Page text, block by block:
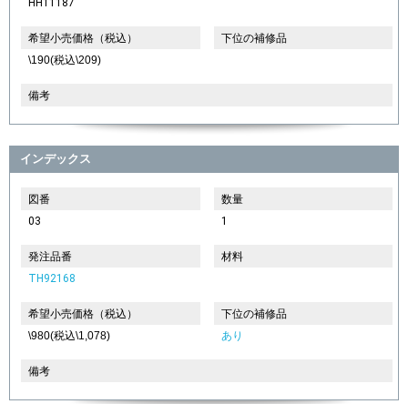
希望小売価格（税込）
\190(税込\209)
下位の補修品
備考
インデックス
図番
03
数量
1
発注品番
TH92168
材料
希望小売価格（税込）
\980(税込\1,078)
下位の補修品
あり
備考